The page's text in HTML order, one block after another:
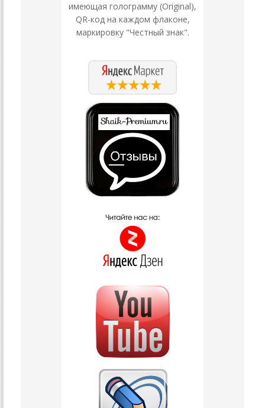
имеющая голограмму (Original),
QR-код на каждом флаконе,
маркировку "Честный знак".